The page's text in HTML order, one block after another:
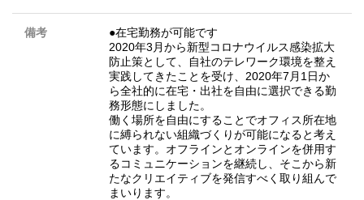
備考
●在宅勤務が可能です
2020年3月から新型コロナウイルス感染拡大
防止策として、自社のテレワーク環境を整え
実践してきたことを受け、2020年7月1日か
ら全社的に在宅・出社を自由に選択できる勤
務形態にしました。
働く場所を自由にすることでオフィス所在地
に縛られない組織づくりが可能になると考え
ています。オフラインとオンラインを併用す
るコミュニケーションを継続し、そこから新
たなクリエイティブを発信すべく取り組んで
まいります。